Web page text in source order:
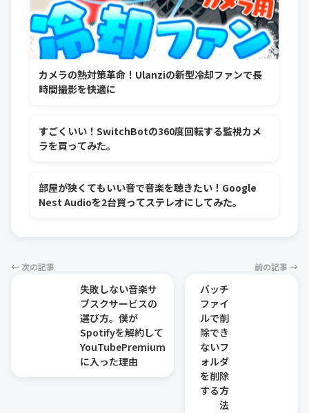
カメラの熱対策革命！Ulanziの新型冷却ファンで長
時間撮影を快適に
すごくいい！SwitchBotの360度回転する監視カメ
ラを買ってみた。
部屋が狭くてもいい音で音楽を聴きたい！Google
Nest Audioを2台買ってステレオにしてみた。
← 次の記事
失敗しない音楽サ
ブスクサービスの
選び方。僕が
Spotifyを解約して
YouTubePremium
に入った理由
前の記事 →
バッチ
ファイ
ルで削
除でき
ないフ
ォルダ
を削除
する方
法